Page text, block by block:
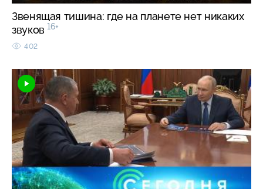
Звенящая тишина: где на планете нет никаких
звуков 16+
402